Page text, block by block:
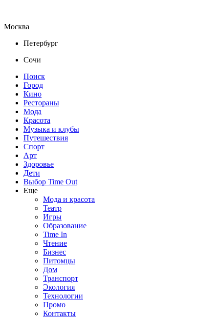
Москва
Петербург
Сочи
Поиск
Город
Кино
Рестораны
Мода
Красота
Музыка и клубы
Путешествия
Спорт
Арт
Здоровье
Дети
Выбор Time Out
Еще
Мода и красота
Театр
Игры
Образование
Time In
Чтение
Бизнес
Питомцы
Дом
Транспорт
Экология
Технологии
Промо
Контакты